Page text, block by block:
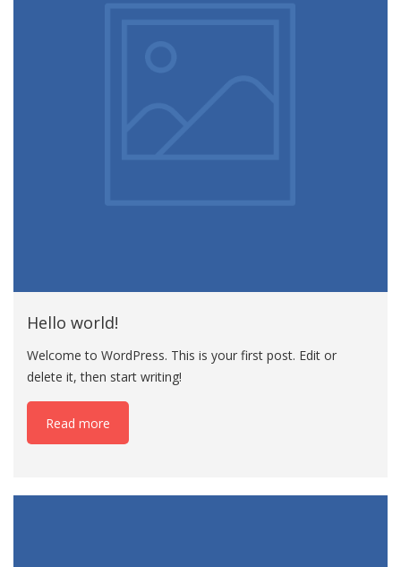
Hello world!
Welcome to WordPress. This is your first post. Edit or
delete it, then start writing!
Read more